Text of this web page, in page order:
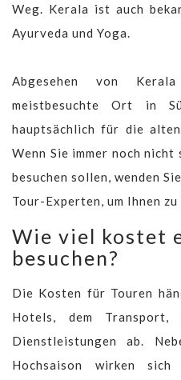
Weg. Kerala ist auch
Ayurveda und Yoga.
Abgesehen von
meistbesuchte Ort in
hauptsächlich für die
Wenn Sie immer noch
besuchen sollen, wenden
Tour-Experten, um Ihnen zu
Wie viel kostet
besuchen?
Die Kosten für Touren
Hotels, dem Transport,
Dienstleistungen ab.
Hochsaison wirken